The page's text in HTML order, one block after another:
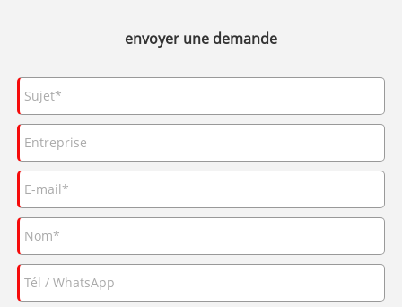
envoyer une demande